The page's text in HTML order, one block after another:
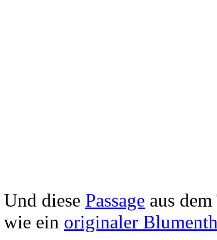
Und diese Passage aus
wie ein originaler